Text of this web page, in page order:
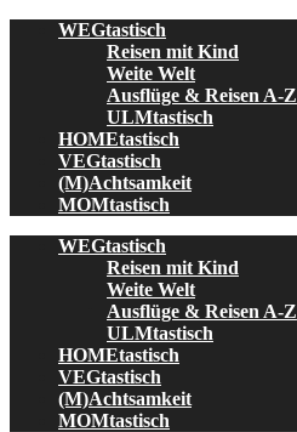
WEGtastisch
Reisen mit Kind
Weite Welt
Ausflüge & Reisen A-Z
ULMtastisch
HOMEtastisch
VEGtastisch
(M)Achtsamkeit
MOMtastisch
WEGtastisch
Reisen mit Kind
Weite Welt
Ausflüge & Reisen A-Z
ULMtastisch
HOMEtastisch
VEGtastisch
(M)Achtsamkeit
MOMtastisch